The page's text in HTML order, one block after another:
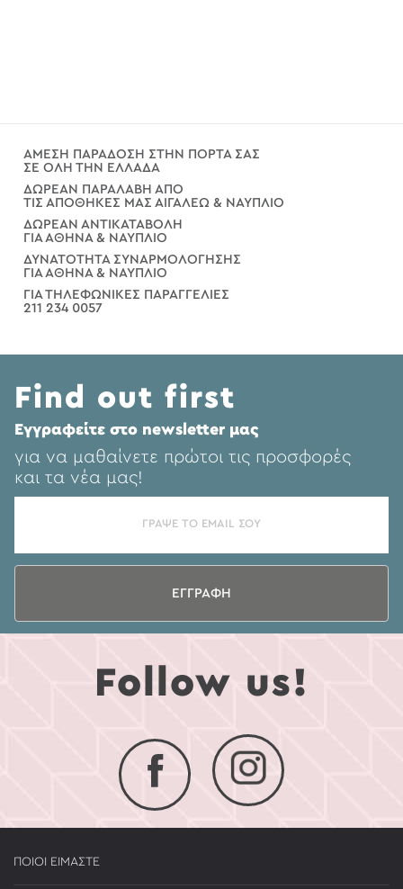
ΑΜΕΣΗ ΠΑΡΑΔΟΣΗ ΣΤΗΝ ΠΟΡΤΑ ΣΑΣ
ΣΕ ΟΛΗ ΤΗΝ ΕΛΛΑΔΑ
ΔΩΡΕΑΝ ΠΑΡΑΛΑΒΗ ΑΠΟ
ΤΙΣ ΑΠΟΘΗΚΕΣ ΜΑΣ ΑΙΓΑΛΕΩ & ΝΑΥΠΛΙΟ
ΔΩΡΕΑΝ ΑΝΤΙΚΑΤΑΒΟΛΗ
ΓΙΑ ΑΘΗΝΑ & ΝΑΥΠΛΙΟ
ΔΥΝΑΤΟΤΗΤΑ ΣΥΝΑΡΜΟΛΟΓΗΣΗΣ
ΓΙΑ ΑΘΗΝΑ & ΝΑΥΠΛΙΟ
ΓΙΑ ΤΗΛΕΦΩΝΙΚΕΣ ΠΑΡΑΓΓΕΛΙΕΣ
211 234 0057
Find out first
Eγγραφείτε στο newsletter μας
για να μαθαίνετε πρώτοι τις προσφορές
και τα νέα μας!
ΕΓΓΡΑΦΗ
Follow us!
ΠΟΙΟΙ ΕΙΜΑΣΤΕ